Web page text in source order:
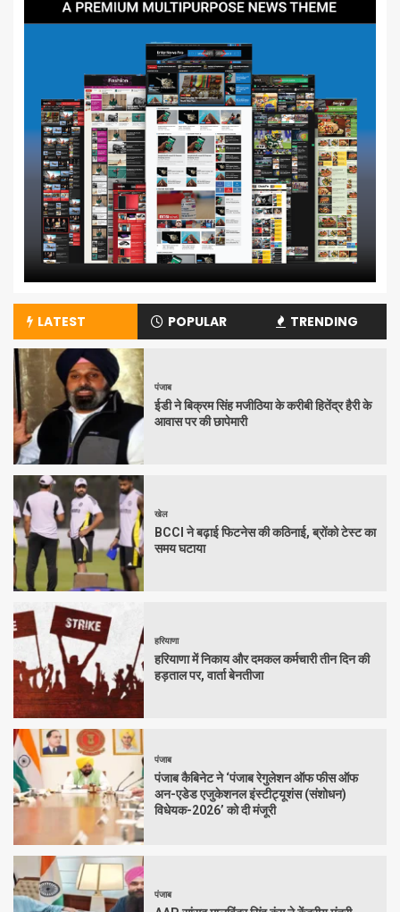
LATEST POPULAR TRENDING
पंजाब
ईडी ने बिक्रम सिंह मजीठिया के करीबी हितेंद्र हैरी के
आवास पर की छापेमारी
खेल
BCCI ने बढ़ाई फिटनेस की कठिनाई, ब्रोंको टेस्ट का
समय घटाया
हरियाणा
हरियाणा में निकाय और दमकल कर्मचारी तीन दिन की
हड़ताल पर, वार्ता बेनतीजा
पंजाब
पंजाब कैबिनेट ने ‘पंजाब रेगुलेशन ऑफ फीस ऑफ
अन-एडेड एजुकेशनल इंस्टीट्यूशंस (संशोधन)
विधेयक-2026’ को दी मंजूरी
पंजाब